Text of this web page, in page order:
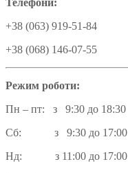
Телефони:
+38 (063) 919-51-84
+38 (068) 146-07-55
Режим роботи:
Пн – пт: з 9:30 до 18:30
Сб: з 9:30 до 17:00
Нд: з 11:00 до 17:00